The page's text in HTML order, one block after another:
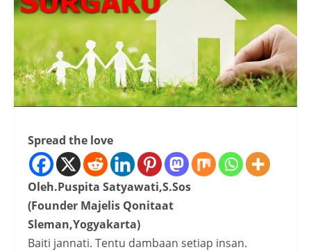
Spread the love
Oleh.Puspita Satyawati,S.Sos
(Founder Majelis Qonitaat
Sleman,Yogyakarta)
Baiti jannati. Tentu dambaan setiap insan.